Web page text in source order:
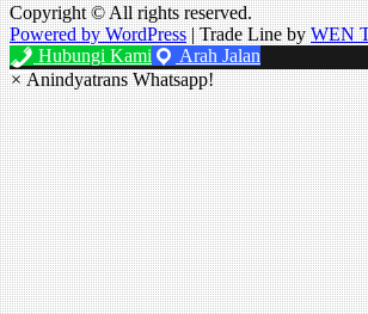
Copyright © All rights reserved.
Powered by WordPress |Trade Line byWEN
Hubungi Kami
Arah Jalan
×Anindyatrans Whatsapp!